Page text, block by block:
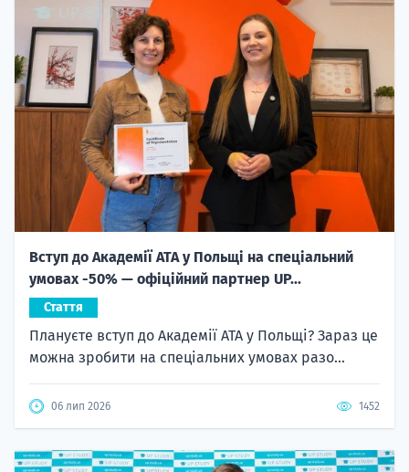
Вступ до Академії ATA у Польщі на спеціальний
умовах -50% — офіційний партнер UP...
Стаття
Плануєте вступ до Академії ATA у Польщі? Зараз це
можна зробити на спеціальних умовах разо...
06 лип 2026 1452